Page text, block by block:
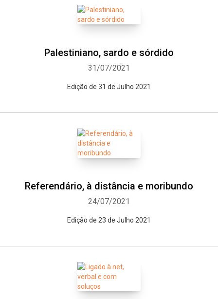
Palestiniano, sardo e sórdido
31/07/2021
Edição de 31 de Julho 2021
Referendário, à distância e moribundo
24/07/2021
Edição de 23 de Julho 2021